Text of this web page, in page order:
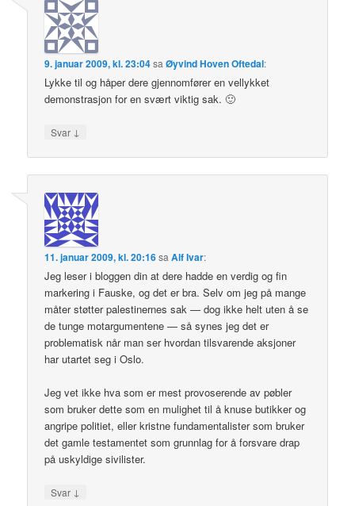
9. januar 2009, kl. 23:04sa Øyvind Hoven Oftedal:
Lykke til og håper dere gjennomfører en vellykket
demonstrasjon for en svært viktig sak. 🙂
Svar ↓
11. januar 2009, kl. 20:16sa Alf Ivar:
Jeg leser i bloggen din at dere hadde en verdig og fin
markering i Fauske, og det er bra. Selv om jeg på mange
måter støtter palestinernes sak — dog ikke helt uten å se
de tunge motargumentene — så synes jeg det er
problematisk når man ser hvordan tilsvarende aksjoner
har utartet seg i Oslo.
Jeg vet ikke hva som er mest provoserende av pøbler
som bruker dette som en mulighet til å knuse butikker og
angripe politiet, eller kristne fundamentalister som bruker
det gamle testamentet som grunnlag for å forsvare drap
på uskyldige sivilister.
Svar ↓